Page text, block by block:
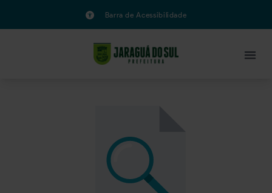
Barra de Acessibilidade